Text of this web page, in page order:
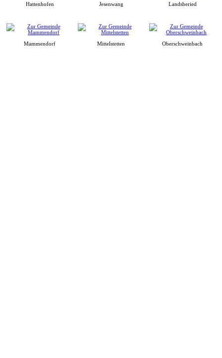
Hattenhofen Jesenwang Landsberied
Mammendorf Mittelstetten Oberschweinbach